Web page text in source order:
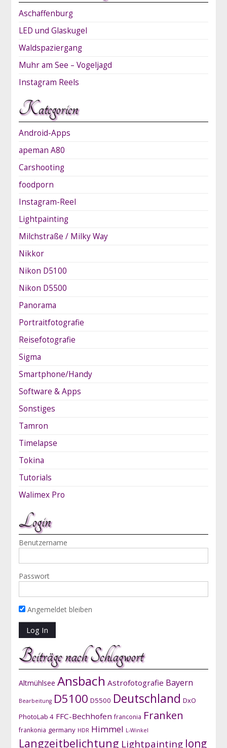
Aschaffenburg
LED und Glaskugel
Waldspaziergang
Muhr am See – Vogeljagd
Instagram Reels
Kategorien
Android-Apps
apeman A80
Carshooting
foodporn
Instagram-Reel
Lightpainting
Milchstraße / Milky Way
Nikkor
Nikon D5100
Nikon D5500
Panorama
Portraitfotografie
Reisefotografie
Sigma
Smartphone/Handy
Software & Apps
Sonstiges
Tamron
Timelapse
Tokina
Tutorials
Walimex Pro
Login
Benutzername
Passwort
Angemeldet bleiben
Beiträge nach Schlagwort
Altmühlsee Ansbach Astrofotografie Bayern
Bearbeitung D5100 D5500 Deutschland DxO
PhotoLab 4 FFC-Bechhofen franconia Franken
frankonia germany HDR Himmel L-Winkel
Langzeitbelichtung Lightpainting long